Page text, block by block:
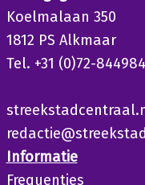
Koelmalaan 350
1812 PS Alkmaar
Tel. +31 (0)72-
Informatie
Frequenties